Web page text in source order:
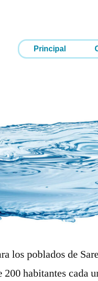
Principal
los poblados de
habitantes cada